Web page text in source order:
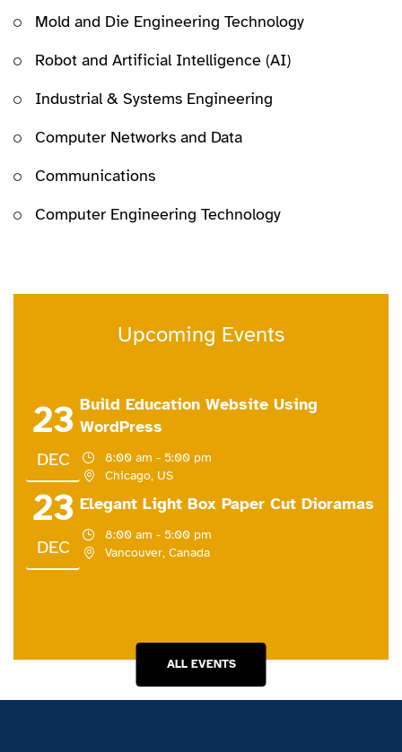
Mold and Die Engineering Technology
Robot and Artificial Intelligence (AI)
Industrial & Systems Engineering
Computer Networks and Data
Communications
Computer Engineering Technology
Upcoming Events
23
DEC
Build Education Website Using
WordPress
8:00 am - 5:00 pm
Chicago, US
23
DEC
Elegant Light Box Paper Cut Dioramas
8:00 am - 5:00 pm
Vancouver, Canada
ALL EVENTS